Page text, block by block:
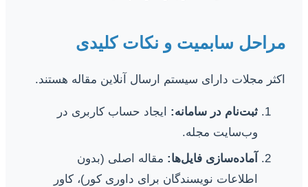
مراحل سابمیت و نکات کلیدی
اکثر مجلات دارای سیستم ارسال آنلاین مقاله هستند.
ثبت‌نام در سامانه: ایجاد حساب کاربری در
وب‌سایت مجله.
آماده‌سازی فایل‌ها: مقاله اصلی (بدون
اطلاعات نویسندگان برای داوری کور)، کاور